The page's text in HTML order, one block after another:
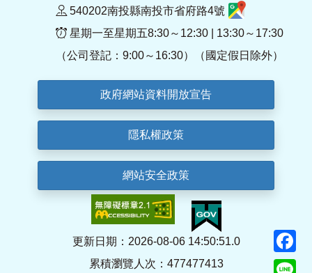
540202南投縣南投市省府路4號
星期一至星期五8:30～12:30 | 13:30～17:30
（公司登記：9:00～16:30）（國定假日除外）
政府網站資料開放宣告
隱私權政策
網站安全政策
更新日期：2026-08-06 14:50:51.0
累積瀏覽人次：477477413